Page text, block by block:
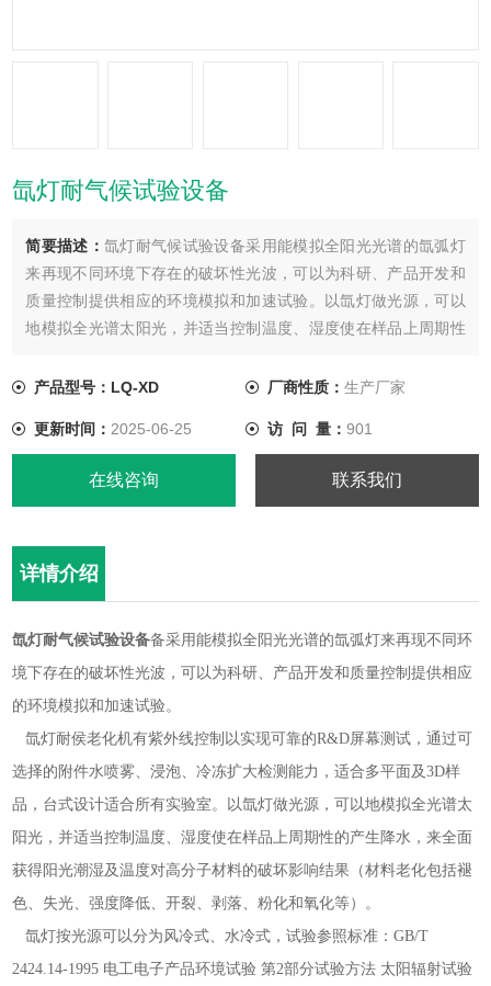
氙灯耐气候试验设备
简要描述： 氙灯耐气候试验设备采用能模拟全阳光光谱的氙弧灯
来再现不同环境下存在的破坏性光波，可以为科研、产品开发和
质量控制提供相应的环境模拟和加速试验。以氙灯做光源，可以
地模拟全光谱太阳光，并适当控制温度、湿度使在样品上周期性
响结果（材料老化包括褪色、失光、强度降低、开裂、剥落、粉
产品型号：LQ-XD 厂商性质： 生产厂家
更新时间： 2025-06-25 访 问 量： 901
在线咨询 联系我们
详情介绍
氙灯耐气候试验设备备采用能模拟全阳光光谱的氙弧灯来再现不同环
境下存在的破坏性光波，可以为科研、产品开发和质量控制提供相应
的环境模拟和加速试验。
氙灯耐侯老化机有紫外线控制以实现可靠的R&D屏幕测试，通过可
选择的附件水喷雾、浸泡、冷冻扩大检测能力，适合多平面及3D样
品，台式设计适合所有实验室。以氙灯做光源，可以地模拟全光谱太
阳光，并适当控制温度、湿度使在样品上周期性的产生降水，来全面
获得阳光潮湿及温度对高分子材料的破坏影响结果（材料老化包括褪
色、失光、强度降低、开裂、剥落、粉化和氧化等）。
氙灯按光源可以分为风冷式、水冷式，试验参照标准：GB/T
2424.14-1995 电工电子产品环境试验 第2部分试验方法 太阳辐射试验